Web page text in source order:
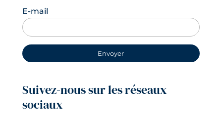
E-mail
Suivez-nous sur les réseaux
sociaux